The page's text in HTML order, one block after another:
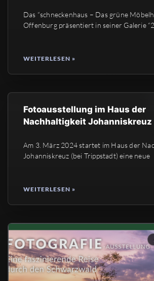
Das “schneckenhaus – Das grüne
Offenburg präsentiert in seiner Galerie
WEITERLESEN »
Fotoausstellung im Haus der
Nachhaltigkeit Johanniskreuz
Am 3. März 2024 startet im Haus der
Johanniskreuz (bei Trippstadt) eine neue
WEITERLESEN »